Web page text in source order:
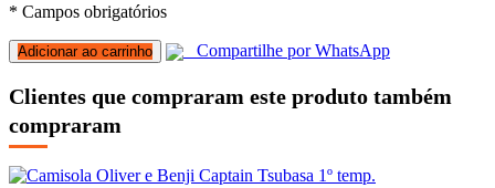
* Campos obrigatórios
Adicionar ao carrinho Compartilhe por WhatsApp
Clientes que compraram este produto também
compraram